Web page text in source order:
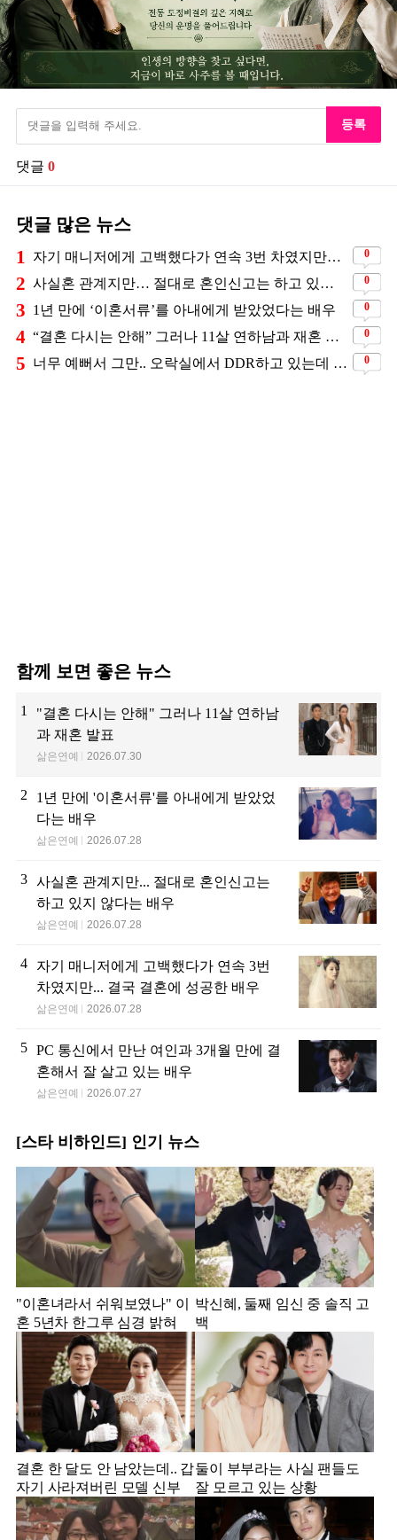
등록
댓글 0
댓글 많은 뉴스
1 자기 매니저에게 고백했다가 연속 3번 차였지만… 결국 결혼에 성공한 배우 0
2 사실혼 관계지만… 절대로 혼인신고는 하고 있지 않다는 배우 0
3 1년 만에 ‘이혼서류’를 아내에게 받았었다는 배우 0
4 “결혼 다시는 안해” 그러나 11살 연하남과 재혼 발표 0
5 너무 예뻐서 그만.. 오락실에서 DDR하고 있는데 지나가던 이상민이 캐스팅했다는 연예인 0
함께 보면 좋은 뉴스
1
"결혼 다시는 안해" 그러나 11살 연하남
과 재혼 발표
삶은연예 2026.07.30
2
1년 만에 '이혼서류'를 아내에게 받았었
다는 배우
삶은연예 2026.07.28
3 사실혼 관계지만... 절대로 혼인신고는
하고 있지 않다는 배우
삶은연예 2026.07.28
4
자기 매니저에게 고백했다가 연속 3번
차였지만... 결국 결혼에 성공한 배우
삶은연예 2026.07.28
5 PC 통신에서 만난 여인과 3개월 만에 결
혼해서 잘 살고 있는 배우
삶은연예 2026.07.27
[스타 비하인드] 인기 뉴스
"이혼녀라서 쉬워보였나" 이
혼 5년차 한그루 심경 밝혀
박신혜, 둘째 임신 중 솔직 고
백
결혼 한 달도 안 남았는데.. 갑
자기 사라져버린 모델 신부
둘이 부부라는 사실 팬들도
잘 모르고 있는 상황